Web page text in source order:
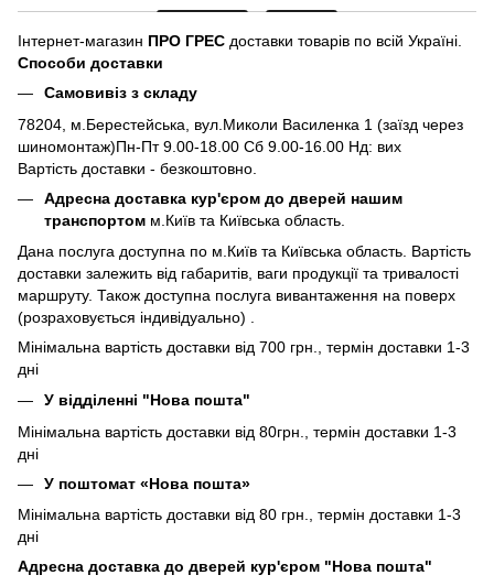
Інтернет-магазин ПРО ГРЕС доставки товарів по всій Україні.
Способи доставки
Самовивіз з складу
78204, м.Берестейська, вул.Миколи Василенка 1 (заїзд через
шиномонтаж)Пн-Пт 9.00-18.00 Сб 9.00-16.00 Нд: вих
Вартість доставки - безкоштовно.
Адресна доставка кур'єром до дверей нашим
транспортом м.Київ та Київська область.
Дана послуга доступна по м.Київ та Київська область. Вартість
доставки залежить від габаритів, ваги продукції та тривалості
маршруту. Також доступна послуга вивантаження на поверх
(розраховується індивідуально) .
Мінімальна вартість доставки від 700 грн., термін доставки 1-3
дні
У відділенні "Нова пошта"
Мінімальна вартість доставки від 80грн., термін доставки 1-3
дні
У поштомат «Нова пошта»
Мінімальна вартість доставки від 80 грн., термін доставки 1-3
дні
Адресна доставка до дверей кур'єром "Нова пошта"